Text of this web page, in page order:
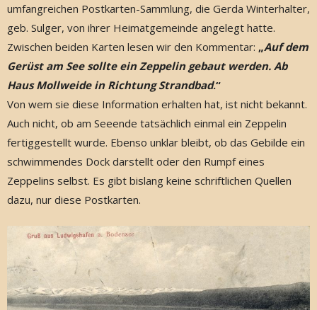
umfangreichen Postkarten-Sammlung, die Gerda Winterhalter,
geb. Sulger, von ihrer Heimatgemeinde angelegt hatte.
Zwischen beiden Karten lesen wir den Kommentar: „Auf dem
Gerüst am See sollte ein Zeppelin gebaut werden. Ab
Haus Mollweide in Richtung Strandbad.“
Von wem sie diese Information erhalten hat, ist nicht bekannt.
Auch nicht, ob am Seeende tatsächlich einmal ein Zeppelin
fertiggestellt wurde. Ebenso unklar bleibt, ob das Gebilde ein
schwimmendes Dock darstellt oder den Rumpf eines
Zeppelins selbst. Es gibt bislang keine schriftlichen Quellen
dazu, nur diese Postkarten.